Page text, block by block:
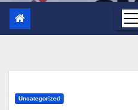
Uncategorized